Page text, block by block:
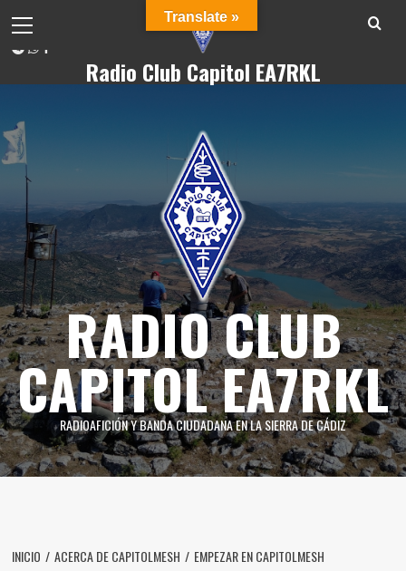
10/08/2026
RADIO CLUB
CAPITOL EA7RKL
RADIOAFICIÓN Y BANDA CIUDADANA EN LA SIERRA DE CÁDIZ
Radio Club Capitol EA7RKL
INICIO ACERCA DE CAPITOLMESH EMPEZAR EN CAPITOLMESH
Translate »